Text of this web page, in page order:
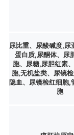
尿比重、尿酸碱度,尿
蛋白质,尿酮体、尿
胞、尿糖,尿胆红素
胞,无机盐类、尿镜
隐血、尿镜检红细胞,
胞